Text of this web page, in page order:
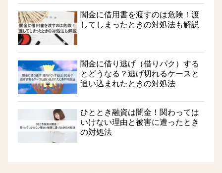
闇金に借用書を渡すのは危険！渡
してしまったときの対処法も解説
闇金に借り逃げ（借りパク）する
とどうなる？逃げ切れるケースと
追い込まれたときの対処法
ひととき融資は闇金！関わっては
いけない理由と被害に遭ったとき
の対処法